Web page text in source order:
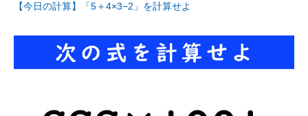
【今日の計算】「5＋4×3−2」を計算せよ